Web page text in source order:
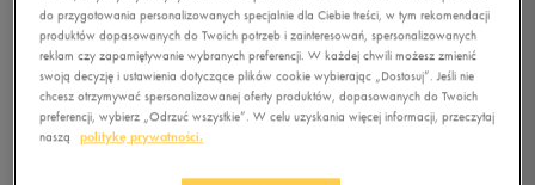
do przygotowania personalizowanych specjalnie dla Ciebie treści, w tym rekomendacji
produktów dopasowanych do Twoich potrzeb i zainteresowań, spersonalizowanych
reklam czy zapamiętywanie wybranych preferencji. W każdej chwili możesz zmienić
swoją decyzję i ustawienia dotyczące plików cookie wybierając „Dostosuj”. Jeśli nie
chcesz otrzymywać spersonalizowanej oferty produktów, dopasowanych do Twoich
preferencji, wybierz „Odrzuć wszystkie”. W celu uzyskania więcej informacji, przeczytaj
naszą
politykę prywatności.